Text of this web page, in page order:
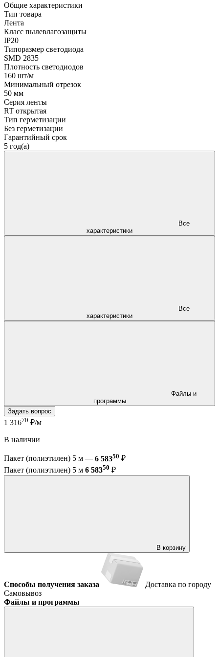
Общие характеристики
Тип товара
Лента
Класс пылевлагозащиты
IP20
Типоразмер светодиода
SMD 2835
Плотность светодиодов
160 шт/м
Минимальный отрезок
50 мм
Серия ленты
RT открытая
Тип герметизации
Без герметизации
Гарантийный срок
5 год(а)
характеристики
характеристики
программы
Задать вопрос
1 31670 ₽/м
В наличии
Пакет (полиэтилен) 5 м — 6 58350 ₽
Пакет (полиэтилен) 5 м 6 58350 ₽
В корзину
Способы получения заказа
Доставка по городу
Самовывоз
Файлы и программы